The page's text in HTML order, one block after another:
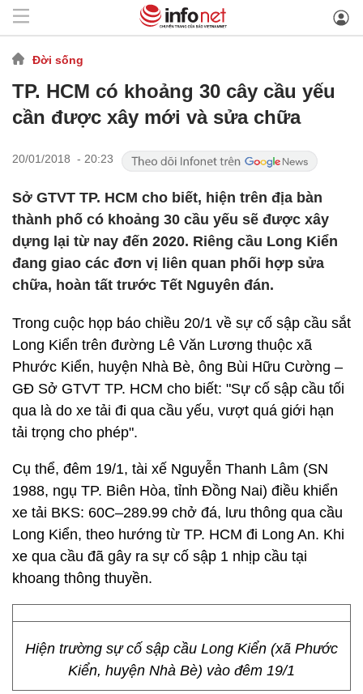
Đời sống
TP. HCM có khoảng 30 cây cầu yếu
cần được xây mới và sửa chữa
20/01/2018 - 20:23
Sở GTVT TP. HCM cho biết, hiện trên địa bàn
thành phố có khoảng 30 cầu yếu sẽ được xây
dựng lại từ nay đến 2020. Riêng cầu Long Kiển
đang giao các đơn vị liên quan phối hợp sửa
chữa, hoàn tất trước Tết Nguyên đán.
Trong cuộc họp báo chiều 20/1 về sự cố sập cầu sắt
Long Kiển trên đường Lê Văn Lương thuộc xã
Phước Kiển, huyện Nhà Bè, ông Bùi Hữu Cường –
GĐ Sở GTVT TP. HCM cho biết: "Sự cố sập cầu tối
qua là do xe tải đi qua cầu yếu, vượt quá giới hạn
tải trọng cho phép".
Cụ thể, đêm 19/1, tài xế Nguyễn Thanh Lâm (SN
1988, ngụ TP. Biên Hòa, tỉnh Đồng Nai) điều khiển
xe tải BKS: 60C–289.99 chở đá, lưu thông qua cầu
Long Kiển, theo hướng từ TP. HCM đi Long An. Khi
xe qua cầu đã gây ra sự cố sập 1 nhịp cầu tại
khoang thông thuyền.
Hiện trường sự cố sập cầu Long Kiển (xã Phước
Kiển, huyện Nhà Bè) vào đêm 19/1